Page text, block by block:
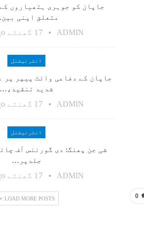
0
جاپان کو جوہری ہتھیاروں
متعلق اپنی
ADMIN 17 گھنٹے ago
انٹرنیشنل
جاپان کے دفاعی وائٹ پیپر پر
شدید تنقید،…
ADMIN 17 گھنٹے ago
انٹرنیشنل
شی جن پھنگ: دی گورننس آف
جلدپر…
ADMIN 17 گھنٹے ago
LOAD MORE POSTS